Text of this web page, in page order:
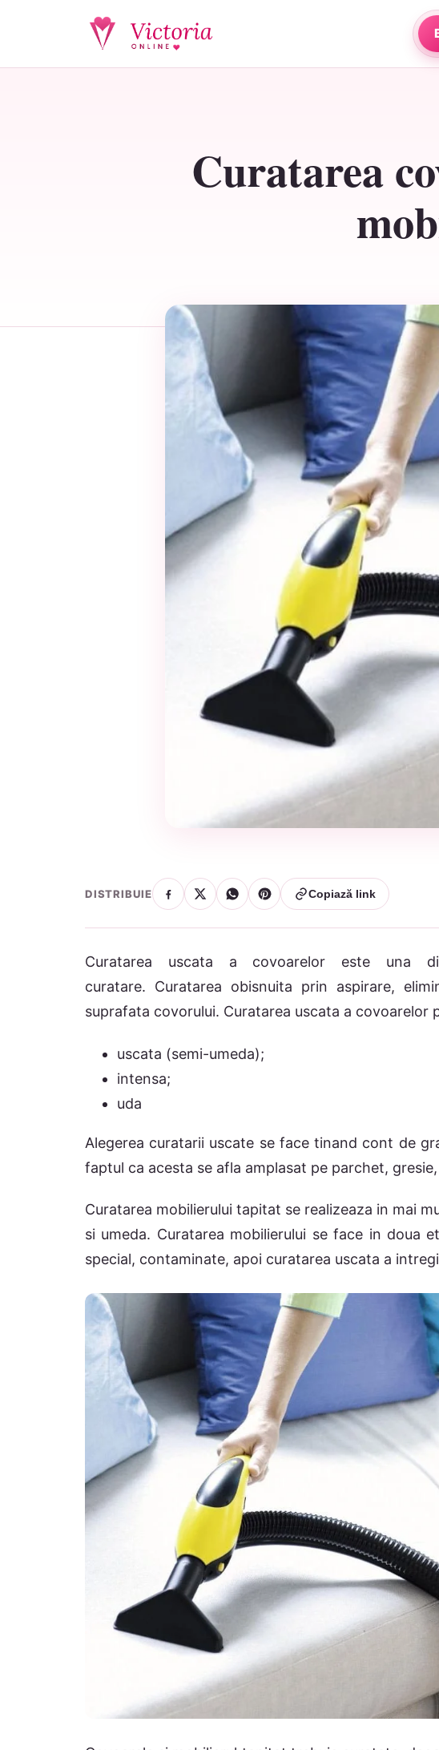
Curatarea
DISTRIBUIE Copiază link
Curatarea uscata a covoarelor este una
curatare. Curatarea obisnuita prin aspirare,
suprafata covorului. Curatarea uscata a covoarelor
uscata (semi-umeda);
intensa;
uda
Alegerea curatarii uscate se face tinand cont de
faptul ca acesta se afla amplasat pe parchet,
Curatarea mobilierului tapitat se realizeaza in mai
si umeda. Curatarea mobilierului se face in doua
special, contaminate, apoi curatarea uscata a